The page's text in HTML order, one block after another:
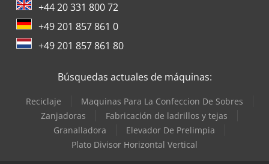
+44 20 331 800 72
+49 201 857 861 0
+49 201 857 861 80
Búsquedas actuales de máquinas:
Reciclaje
Maquinas Para La Confeccion De Sobres
Zanjadoras
Fabricación de ladrillos y tejas
Granalladora
Elevador De Prelimpia
Plato Divisor Horizontal Vertical